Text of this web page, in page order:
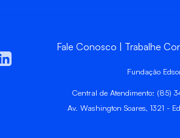
Fale Conosco Trabalhe
Fundação
Central de Atendimento:
Av. Washington Soares, 1321 -